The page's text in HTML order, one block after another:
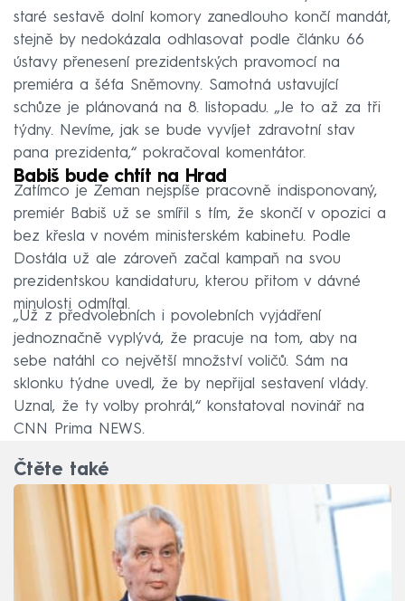
staré sestavě dolní komory zanedlouho končí mandát,
stejně by nedokázala odhlasovat podle článku 66
ústavy přenesení prezidentských pravomocí na
premiéra a šéfa Sněmovny. Samotná ustavující
schůze je plánovaná na 8. listopadu. „Je to až za tři
týdny. Nevíme, jak se bude vyvíjet zdravotní stav
pana prezidenta,“ pokračoval komentátor.
Babiš bude chtít na Hrad
Zatímco je Zeman nejspíše pracovně indisponovaný,
premiér Babiš už se smířil s tím, že skončí v opozici a
bez křesla v novém ministerském kabinetu. Podle
Dostála už ale zároveň začal kampaň na svou
prezidentskou kandidaturu, kterou přitom v dávné
minulosti odmítal.
„Už z předvolebních i povolebních vyjádření
jednoznačně vyplývá, že pracuje na tom, aby na
sebe natáhl co největší množství voličů. Sám na
sklonku týdne uvedl, že by nepřijal sestavení vlády.
Uznal, že ty volby prohrál,“ konstatoval novinář na
CNN Prima NEWS.
Čtěte také